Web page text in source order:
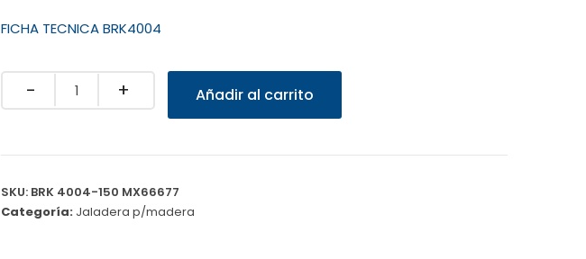
FICHA TECNICA BRK4004
Quantity Añadir al carrito
SKU: BRK 4004-150 MX66677
Categoría: Jaladera p/madera